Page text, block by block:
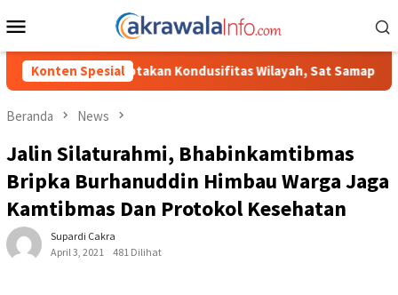
ke
Mobile
Konten Spesial
Wilayah, Sat Samapta Polres Toraja Utara Gencarkan
Beranda News
Jalin Silaturahmi, Bhabinkamtibmas
Bripka Burhanuddin Himbau Warga Jaga
Kamtibmas Dan Protokol Kesehatan
Supardi Cakra
April 3, 2021
481 Dilihat